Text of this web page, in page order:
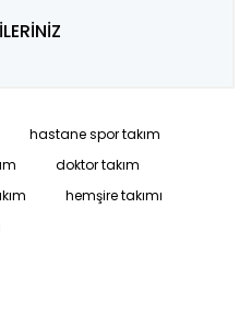
hastane spor takım
doktor takım
hemşire takımı